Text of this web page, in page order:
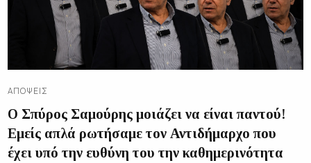
ΑΠΌΨΕΙΣ
Ο Σπύρος Σαμούρης μοιάζει να είναι παντού!
Εμείς απλά ρωτήσαμε τον Αντιδήμαρχο που
έχει υπό την ευθύνη του την καθημερινότητα